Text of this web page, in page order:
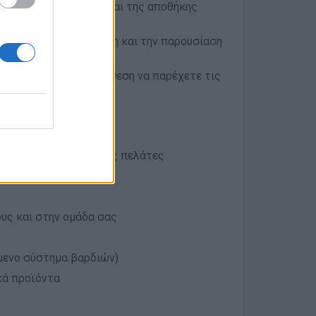
των εμπορευμάτων και της αποθήκης
με τη διάταξη και την παρουσίαση
και έχετε διάθεση να παρέχετε τις
εξυπηρετικοί με τους πελάτες
και στην ομάδα σας
σύστημα βαρδιών)
προϊόντα